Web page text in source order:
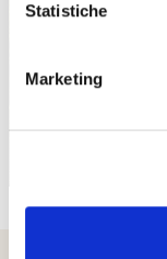
Statistiche
Marketing